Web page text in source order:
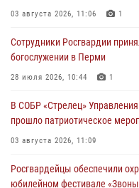
Росгвардейцы оказали
28 июля 2026, 06:15
03 августа 2026, 11:06 1
Сотрудники Росгвардии
богослужении в Перми
28 июля 2026, 10:44 1
В СОБР «Стрелец»
прошло патриотическое
03 августа 2026, 11:09
Росгвардейцы обеспечили
юбилейном фестивале